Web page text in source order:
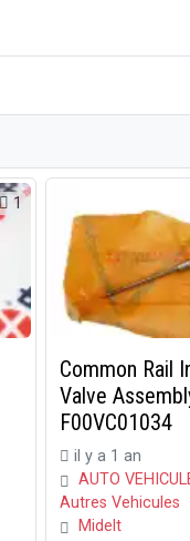
1
Common Rail
Valve
F00VC01034
il y a 1 an
AUTO
Autres Vehicules
Midelt